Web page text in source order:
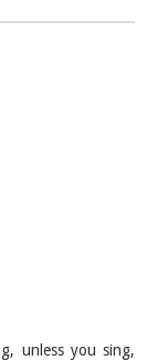
unless you sing,